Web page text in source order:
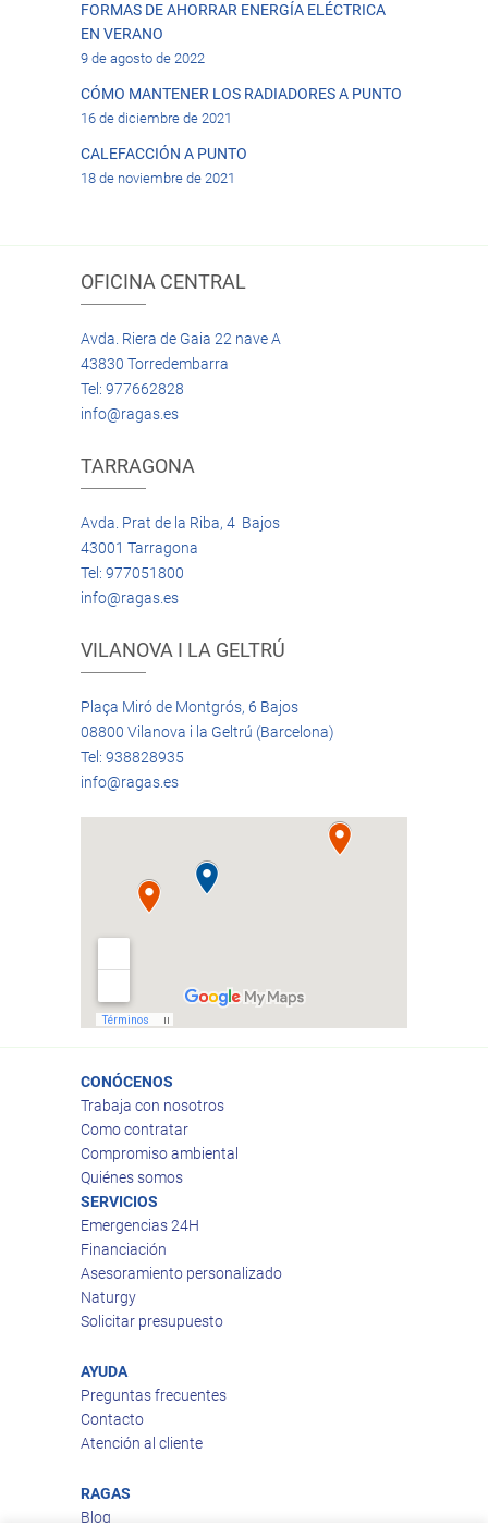
FORMAS DE AHORRAR ENERGÍA ELÉCTRICA
EN VERANO
9 de agosto de 2022
CÓMO MANTENER LOS RADIADORES A PUNTO
16 de diciembre de 2021
CALEFACCIÓN A PUNTO
18 de noviembre de 2021
OFICINA CENTRAL
Avda. Riera de Gaia 22 nave A
43830 Torredembarra
Tel: 977662828
info@ragas.es
TARRAGONA
Avda. Prat de la Riba, 4 Bajos
43001 Tarragona
Tel: 977051800
info@ragas.es
VILANOVA I LA GELTRÚ
Plaça Miró de Montgrós, 6 Bajos
08800 Vilanova i la Geltrú (Barcelona)
Tel: 938828935
info@ragas.es
CONÓCENOS
Trabaja con nosotros
Como contratar
Compromiso ambiental
Quiénes somos
SERVICIOS
Emergencias 24H
Financiación
Asesoramiento personalizado
Naturgy
Solicitar presupuesto
AYUDA
Preguntas frecuentes
Contacto
Atención al cliente
RAGAS
Blog